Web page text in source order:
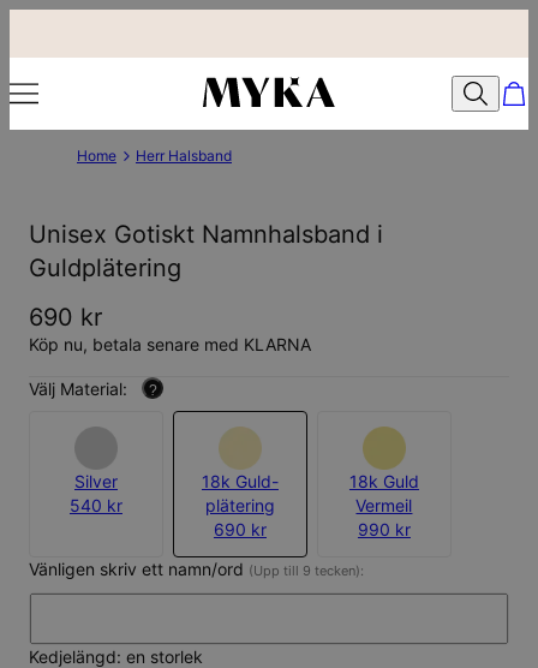
Home Herr Halsband
Unisex Gotiskt Namnhalsband i
Guldplätering
690 kr
Köp nu, betala senare med KLARNA
Välj Material: ?
Silver
540 kr
18k Guld-
plätering
690 kr
18k Guld
Vermeil
990 kr
Vänligen skriv ett namn/ord (Upp till 9 tecken):
Kedjelängd: en storlek